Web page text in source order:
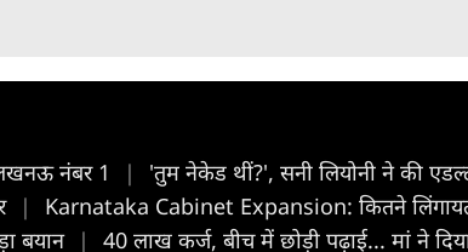
नंबर 1 | 'तुम नेकेड थीं?', सनी लियोनी ने की
| Karnataka Cabinet Expansion: कितने
बयान | 40 लाख कर्ज, बीच में छोड़ी पढ़ाई... मां ने